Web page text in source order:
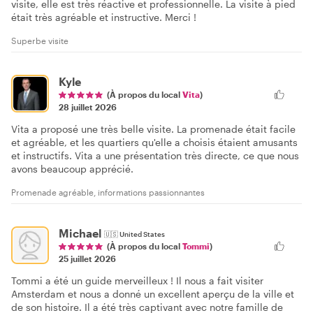
visite, elle est très réactive et professionnelle. La visite à pied
était très agréable et instructive. Merci !
Superbe visite
Kyle
(À propos du local Vita)
28 juillet 2026
Vita a proposé une très belle visite. La promenade était facile
et agréable, et les quartiers qu'elle a choisis étaient amusants
et instructifs. Vita a une présentation très directe, ce que nous
avons beaucoup apprécié.
Promenade agréable, informations passionnantes
Michael 🇺🇸United States
(À propos du local Tommi)
25 juillet 2026
Tommi a été un guide merveilleux ! Il nous a fait visiter
Amsterdam et nous a donné un excellent aperçu de la ville et
de son histoire. Il a été très captivant avec notre famille de